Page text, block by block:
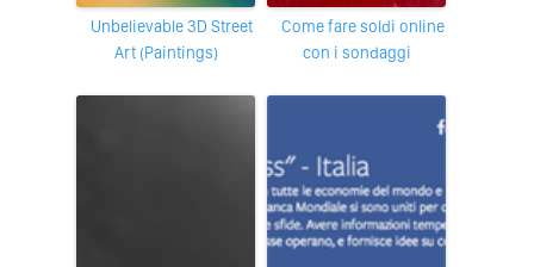
Unbelievable 3D Street
Art (Paintings)
Come fare soldi online
con i sondaggi